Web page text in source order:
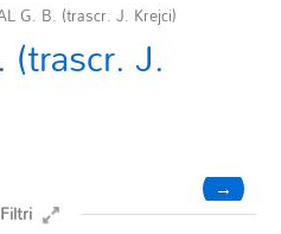
G. B. (trascr. J. Krejci)
J.
→
Filtri